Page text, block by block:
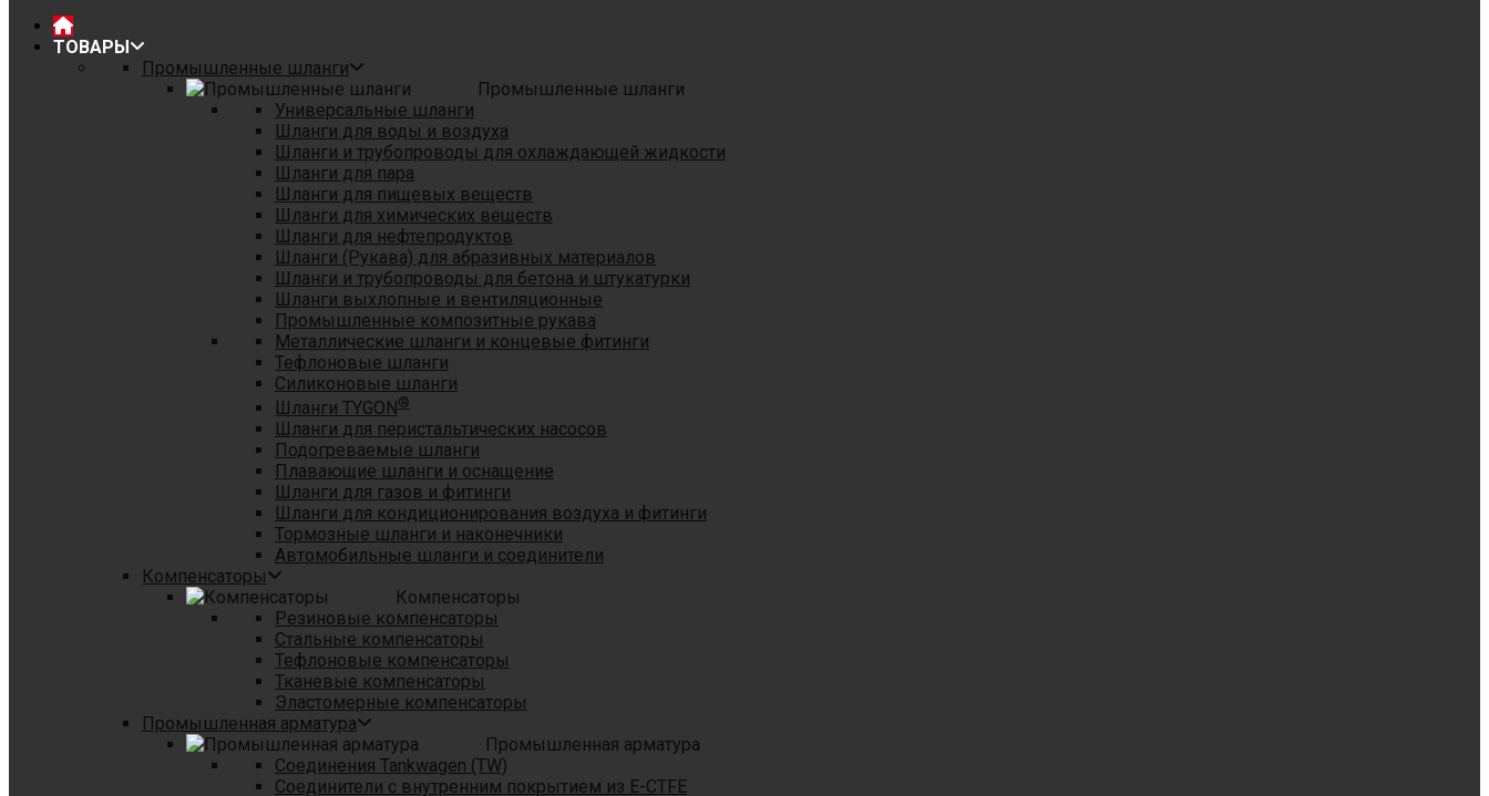
ТОВАРЫ
Промышленные шланги
Промышленные шланги
Универсальные шланги
Шланги для воды и воздуха
Шланги и трубопроводы для охлаждающей жидкости
Шланги для пара
Шланги для пищевых веществ
Шланги для химических веществ
Шланги для нефтепродуктов
Шланги (Рукава) для абразивных материалов
Шланги и трубопроводы для бетона и штукатурки
Шланги выхлопные и вентиляционные
Промышленные композитные рукава
Металлические шланги и концевые фитинги
Тефлоновые шланги
Силиконовые шланги
Шланги TYGON®
Шланги для перистальтических насосов
Подогреваемые шланги
Плавающие шланги и оснащение
Шланги для газов и фитинги
Шланги для кондиционирования воздуха и фитинги
Тормозные шланги и наконечники
Автомобильные шланги и соединители
Компенсаторы
Компенсаторы
Резиновые компенсаторы
Стальные компенсаторы
Тефлоновые компенсаторы
Тканевые компенсаторы
Эластомерные компенсаторы
Промышленная арматура
Промышленная арматура
Соединения Tankwagen (TW)
Соединители с внутренним покрытием из E-CTFE